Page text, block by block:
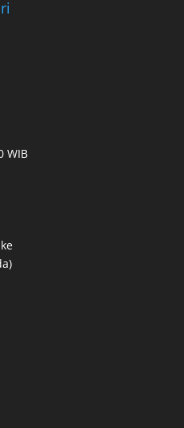
WIB